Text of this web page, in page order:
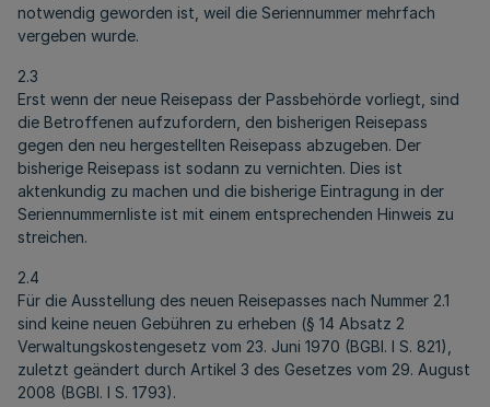
notwendig geworden ist, weil die Seriennummer mehrfach
vergeben wurde.
2.3
Erst wenn der neue Reisepass der Passbehörde vorliegt, sind
die Betroffenen aufzufordern, den bisherigen Reisepass
gegen den neu hergestellten Reisepass abzugeben. Der
bisherige Reisepass ist sodann zu vernichten. Dies ist
aktenkundig zu machen und die bisherige Eintragung in der
Seriennummernliste ist mit einem entsprechenden Hinweis zu
streichen.
2.4
Für die Ausstellung des neuen Reisepasses nach Nummer 2.1
sind keine neuen Gebühren zu erheben (§ 14 Absatz 2
Verwaltungskostengesetz vom 23. Juni 1970 (BGBl. I S. 821),
zuletzt geändert durch Artikel 3 des Gesetzes vom 29. August
2008 (BGBl. I S. 1793).